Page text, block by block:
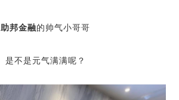
助邦金融的帅气小哥哥
是不是元气满满呢？